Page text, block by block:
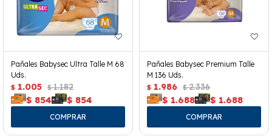
Pañales Babysec Ultra Talle M 68
Uds.
$ 1.005 $ 1.182
$ 854 $ 854
Pañales Babysec Premium Talle
M 136 Uds.
$ 1.986 $ 2.336
$ 1.688 $ 1.688